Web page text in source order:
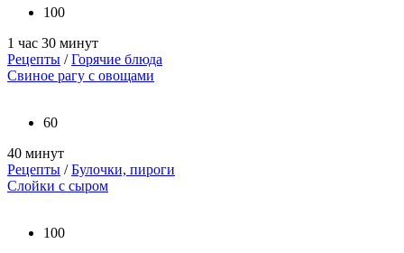
100
1 час 30 минут
Рецепты /Горячие блюда
Свиное рагу с овощами
60
40 минут
Рецепты /Булочки, пироги
Слойки с сыром
100